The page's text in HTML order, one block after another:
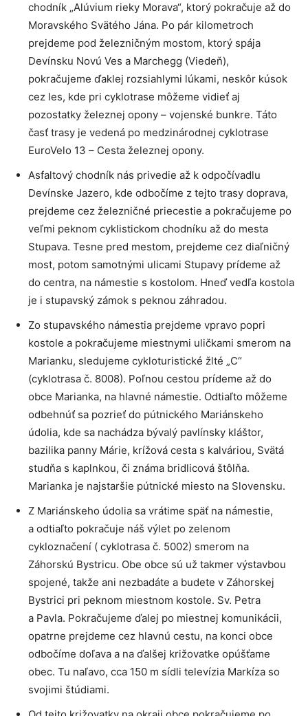
chodník „Alúvium rieky Morava“, ktorý pokračuje až do
Moravského Svätého Jána. Po pár kilometroch
prejdeme pod železničným mostom, ktorý spája
Devínsku Novú Ves a Marchegg (Viedeň),
pokračujeme ďaklej rozsiahlymi lúkami, neskôr kúsok
cez les, kde pri cyklotrase môžeme vidieť aj
pozostatky železnej opony – vojenské bunkre. Táto
časť trasy je vedená po medzinárodnej cyklotrase
EuroVelo 13 – Cesta železnej opony.
Asfaltový chodník nás privedie až k odpočívadlu
Devínske Jazero, kde odbočíme z tejto trasy doprava,
prejdeme cez železničné priecestie a pokračujeme po
veľmi peknom cyklistickom chodníku až do mesta
Stupava. Tesne pred mestom, prejdeme cez diaľničný
most, potom samotnými ulicami Stupavy prídeme až
do centra, na námestie s kostolom. Hneď vedľa kostola
je i stupavský zámok s peknou záhradou.
Zo stupavského námestia prejdeme vpravo popri
kostole a pokračujeme miestnymi uličkami smerom na
Marianku, sledujeme cykloturistické žlté „C“
(cyklotrasa č. 8008). Poľnou cestou prídeme až do
obce Marianka, na hlavné námestie. Odtiaľto môžeme
odbehnúť sa pozrieť do pútnického Mariánskeho
údolia, kde sa nachádza bývalý pavlínsky kláštor,
bazilika panny Márie, krížová cesta s kalváriou, Svätá
studňa s kaplnkou, či známa bridlicová štôlňa.
Marianka je najstaršie pútnické miesto na Slovensku.
Z Mariánskeho údolia sa vrátime späť na námestie,
a odtiaľto pokračuje náš výlet po zelenom
cykloznačení ( cyklotrasa č. 5002) smerom na
Záhorskú Bystricu. Obe obce sú už takmer výstavbou
spojené, takže ani nezbadáte a budete v Záhorskej
Bystrici pri peknom miestnom kostole. Sv. Petra
a Pavla. Pokračujeme ďalej po miestnej komunikácii,
opatrne prejdeme cez hlavnú cestu, na konci obce
odbočíme doľava a na ďalšej križovatke opúšťame
obec. Tu naľavo, cca 150 m sídli televízia Markíza so
svojimi štúdiami.